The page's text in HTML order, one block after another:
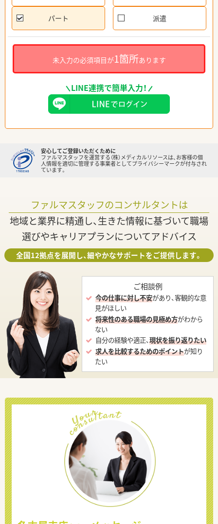
パート 派遣
未入力の必須項目が1箇所あります
LINE連携で簡単入力！
安心してご登録いただくために
ファルマスタッフを運営する（株）メディカルリソースは、お客様の個
人情報を適切に管理する事業者としてプライバシーマークが付与され
ています。
ファルマスタッフのコンサルタントは
地域と業界に精通し、生きた情報に基づいて職場
選びやキャリアプランについてアドバイス
全国12拠点を展開し、細やかなサポートをご提供します。
ご相談例
今の仕事に対し不安があり、客観的な意
見がほしい
将来性のある職場の見極め方がわから
ない
自分の経験や適正、現状を振り返りたい
求人を比較するためのポイントが知り
たい